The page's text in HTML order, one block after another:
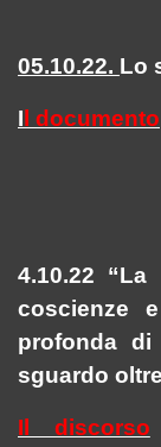
05.10.22. Lo
I l documento
4.10.22
coscienze
profonda
sguardo
Il discorso